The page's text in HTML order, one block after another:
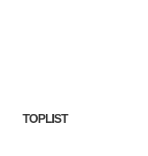
TOPLIST